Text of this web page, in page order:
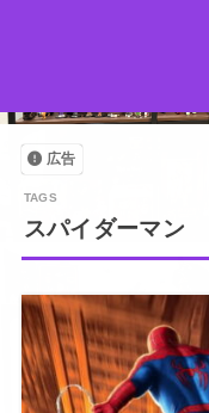
広告
スパイダーマン